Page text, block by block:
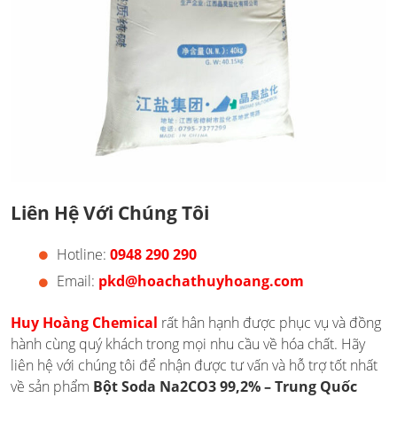
Liên Hệ Với Chúng Tôi
Hotline: 0948 290 290
Email: pkd@hoachathuyhoang.com
Huy Hoàng Chemical rất hân hạnh được phục vụ và đồng
hành cùng quý khách trong mọi nhu cầu về hóa chất. Hãy
liên hệ với chúng tôi để nhận được tư vấn và hỗ trợ tốt nhất
về sản phẩm BộtSoda Na2CO3 99,2% – Trung Quốc